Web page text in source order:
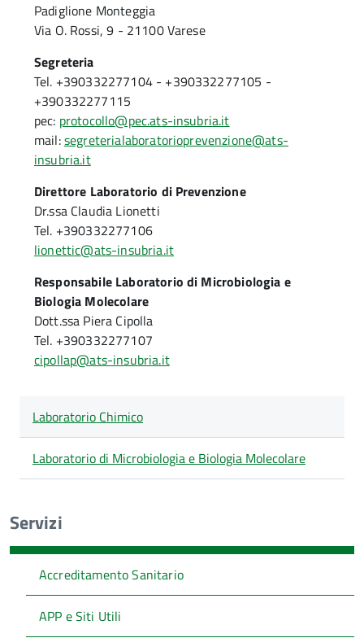
Padiglione Monteggia
Via O. Rossi, 9 - 21100 Varese
Segreteria
Tel. +390332277104 - +390332277105 -
+390332277115
pec: protocollo@pec.ats-insubria.it
mail:segreterialaboratorioprevenzione@ats-
insubria.it
Direttore Laboratorio di Prevenzione
Dr.ssa Claudia Lionetti
Tel. +390332277106
lionettic@ats-insubria.it
Responsabile Laboratorio di Microbiologia e
Biologia Molecolare
Dott.ssa Piera Cipolla
Tel. +390332277107
cipollap@ats-insubria.it
degli
articoli
categoria
Laboratorio
Titolo
Laboratorio Chimico
Laboratorio di Microbiologia e Biologia Molecolare
Servizi
Accreditamento Sanitario
APP e Siti Utili